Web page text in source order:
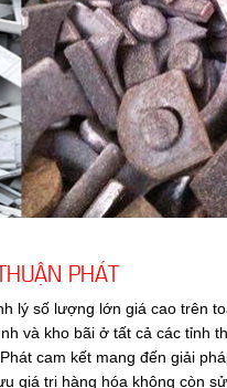
PHÁT
lý số lượng lớn giá cao trên
và kho bãi ở tất cả các tỉnh
cam kết mang đến giải
giá trị hàng hóa không còn